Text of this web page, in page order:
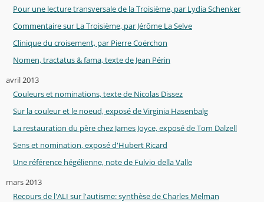
Pour une lecture transversale de la Troisième, par Lydia Schenker
Commentaire sur La Troisième, par Jérôme La Selve
Clinique du croisement, par Pierre Coërchon
Nomen, tractatus & fama, texte de Jean Périn
avril 2013
Couleurs et nominations, texte de Nicolas Dissez
Sur la couleur et le noeud, exposé de Virginia Hasenbalg
La restauration du père chez James Joyce, exposé de Tom Dalzell
Sens et nomination, exposé d'Hubert Ricard
Une référence hégélienne, note de Fulvio della Valle
mars 2013
Recours de l'ALI sur l'autisme: synthèse de Charles Melman